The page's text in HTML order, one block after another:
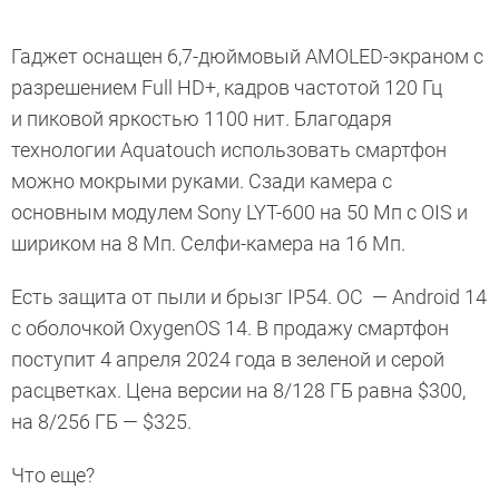
Гаджет оснащен 6,7-дюймовый AMOLED-экраном с
разрешением Full HD+, кадров частотой 120 Гц
и пиковой яркостью 1100 нит. Благодаря
технологии Aquatouch использовать смартфон
можно мокрыми руками. Сзади камера с
основным модулем Sony LYT-600 на 50 Мп с OIS и
шириком на 8 Мп. Селфи-камера на 16 Мп.
Есть защита от пыли и брызг IP54. ОС — Android 14
с оболочкой OxygenOS 14. В продажу смартфон
поступит 4 апреля 2024 года в зеленой и серой
расцветках. Цена версии на 8/128 ГБ равна $300,
на 8/256 ГБ — $325.
Что еще?